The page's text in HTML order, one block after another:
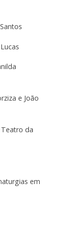
e João
da
em